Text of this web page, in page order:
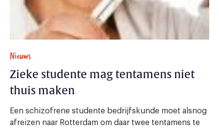
Nieuws
Zieke studente mag tentamens niet
thuis maken
Een schizofrene studente bedrijfskunde moet alsnog
afreizen naar Rotterdam om daar twee tentamens te